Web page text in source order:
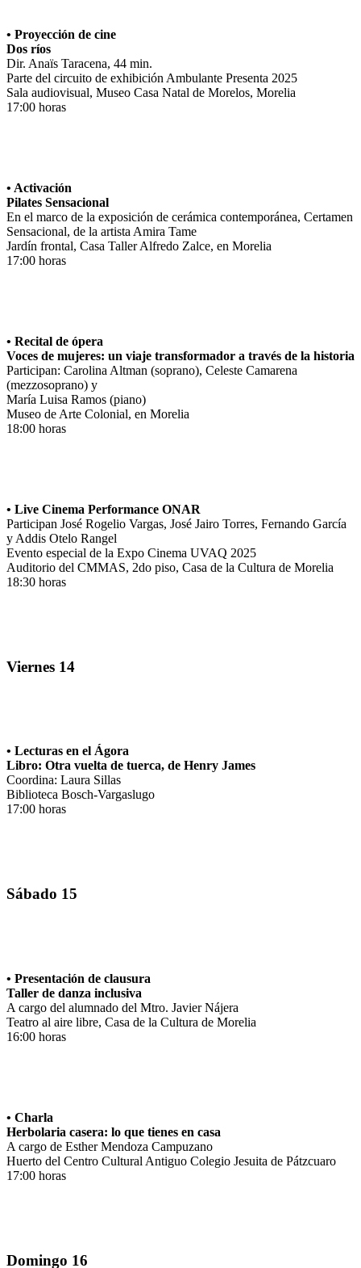
• Proyección de cine
Dos ríos
Dir. Anaïs Taracena, 44 min.
Parte del circuito de exhibición Ambulante Presenta 2025
Sala audiovisual, Museo Casa Natal de Morelos, Morelia
17:00 horas
• Activación
Pilates Sensacional
En el marco de la exposición de cerámica contemporánea, Certamen
Sensacional, de la artista Amira Tame
Jardín frontal, Casa Taller Alfredo Zalce, en Morelia
17:00 horas
• Recital de ópera
Voces de mujeres: un viaje transformador a través de la historia
Participan: Carolina Altman (soprano), Celeste Camarena
(mezzosoprano) y
María Luisa Ramos (piano)
Museo de Arte Colonial, en Morelia
18:00 horas
• Live Cinema Performance ONAR
Participan José Rogelio Vargas, José Jairo Torres, Fernando García
y Addis Otelo Rangel
Evento especial de la Expo Cinema UVAQ 2025
Auditorio del CMMAS, 2do piso, Casa de la Cultura de Morelia
18:30 horas
Viernes 14
• Lecturas en el Ágora
Libro: Otra vuelta de tuerca, de Henry James
Coordina: Laura Sillas
Biblioteca Bosch-Vargaslugo
17:00 horas
Sábado 15
• Presentación de clausura
Taller de danza inclusiva
A cargo del alumnado del Mtro. Javier Nájera
Teatro al aire libre, Casa de la Cultura de Morelia
16:00 horas
• Charla
Herbolaria casera: lo que tienes en casa
A cargo de Esther Mendoza Campuzano
Huerto del Centro Cultural Antiguo Colegio Jesuita de Pátzcuaro
17:00 horas
Domingo 16